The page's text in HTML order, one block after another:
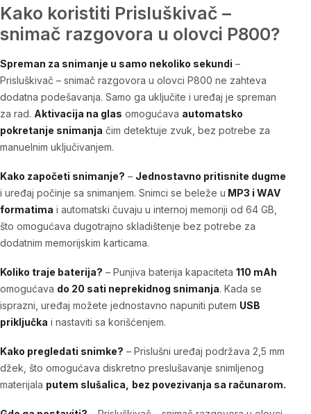
Kako koristiti Prisluškivač –
snimač razgovora u olovci P800?
Spreman za snimanje u samo nekoliko sekundi –
Prisluškivač – snimač razgovora u olovci P800 ne zahteva
dodatna podešavanja. Samo ga uključite i uređaj je spreman
za rad. Aktivacija na glas omogućava automatsko
pokretanje snimanja čim detektuje zvuk, bez potrebe za
manuelnim uključivanjem.
Kako započeti snimanje? – Jednostavno pritisnite dugme
i uređaj počinje sa snimanjem. Snimci se beleže u MP3 i WAV
formatima i automatski čuvaju u internoj memoriji od 64 GB,
što omogućava dugotrajno skladištenje bez potrebe za
dodatnim memorijskim karticama.
Koliko traje baterija? – Punjiva baterija kapaciteta 110 mAh
omogućava do 20 sati neprekidnog snimanja. Kada se
isprazni, uređaj možete jednostavno napuniti putem USB
priključka i nastaviti sa korišćenjem.
Kako pregledati snimke? – Prislušni uređaj podržava 2,5 mm
džek, što omogućava diskretno preslušavanje snimljenog
materijala putem slušalica, bez povezivanja sa računarom.